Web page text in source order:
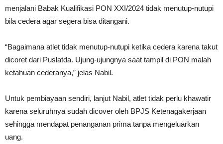
menjalani Babak Kualifikasi PON XXI/2024 tidak menutup-nutupi
bila cedera agar segera bisa ditangani.
“Bagaimana atlet tidak menutup-nutupi ketika cedera karena takut
dicoret dari Puslatda. Ujung-ujungnya saat tampil di PON malah
ketahuan cederanya,” jelas Nabil.
Untuk pembiayaan sendiri, lanjut Nabil, atlet tidak perlu khawatir
karena seluruhnya sudah dicover oleh BPJS Ketenagakerjaan
sehingga mendapat penanganan prima tanpa mengeluarkan
uang.